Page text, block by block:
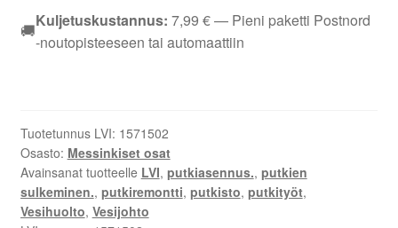
DN
8
🚚Kuljetuskustannus: 7,99 €— Pieni paketti Postnord
-noutopisteeseen tai automaattiin
Tuotetunnus LVI: 1571502
Osasto: Messinkiset osat
Avainsanat tuotteelle LVI, putkiasennus., putkien
sulkeminen., putkiremontti, putkisto, putkityöt,
Vesihuolto, Vesijohto